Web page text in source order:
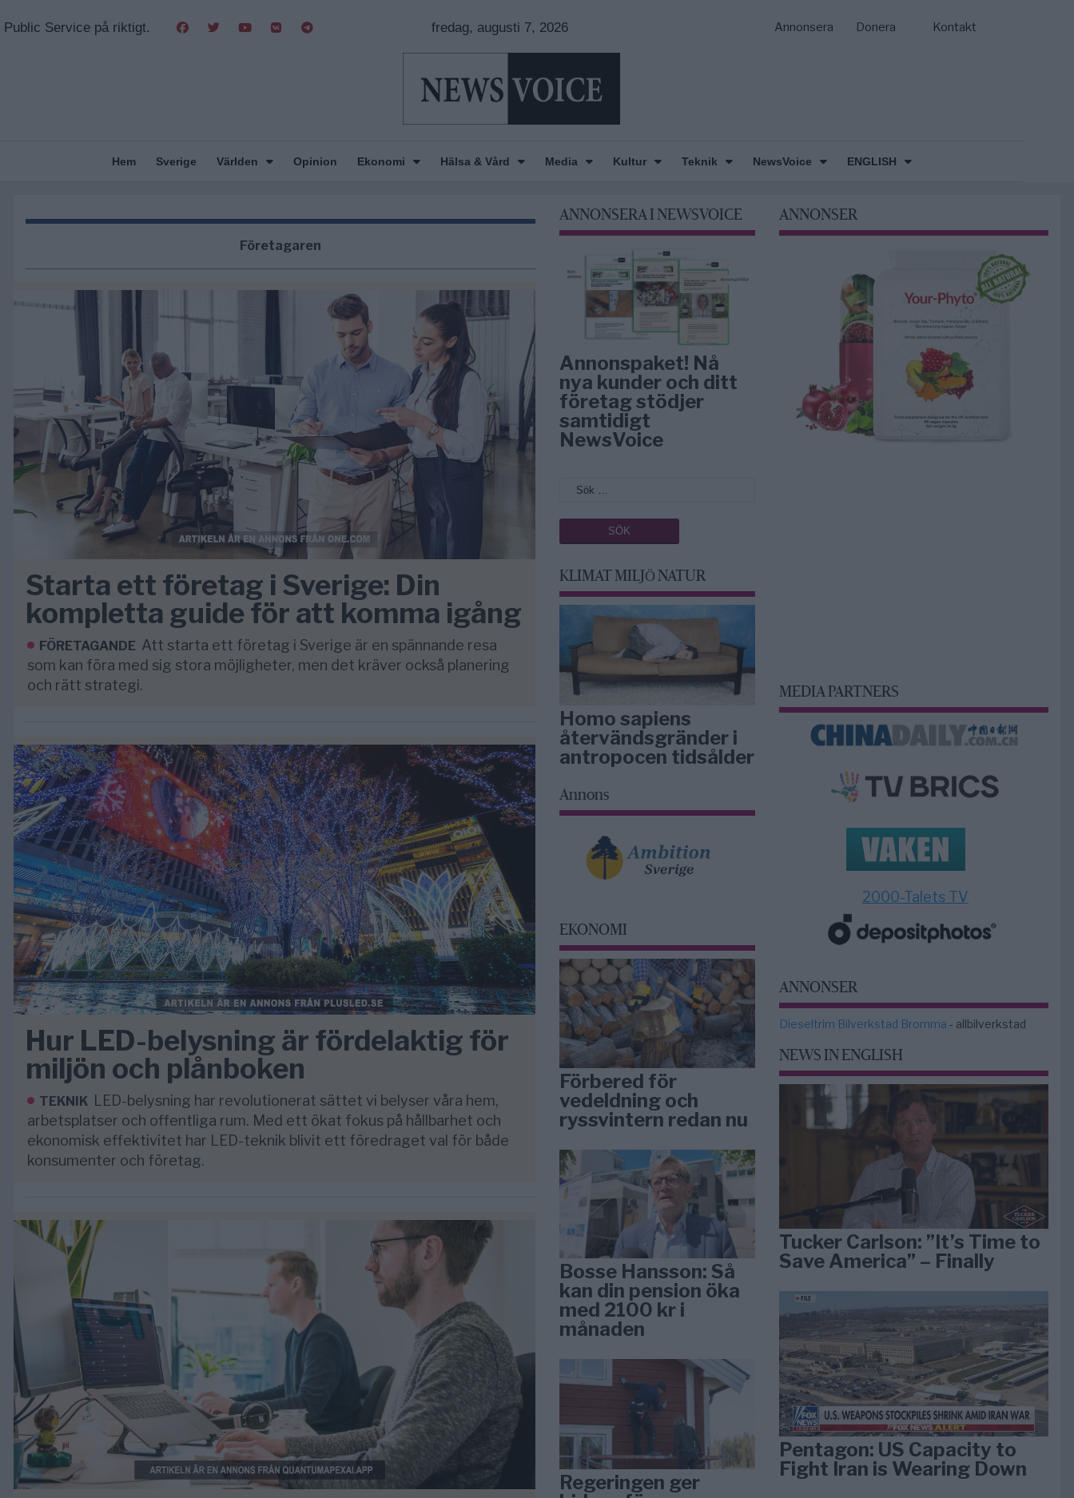
Public Service på riktigt. fredag, augusti 7, 2026 Annonsera Donera Kontakt
Hem Sverige Världen Opinion Ekonomi Hälsa & Vård Media Kultur Teknik NewsVoice ENGLISH
Företagaren
Starta ett företag i Sverige: Din
kompletta guide för att komma igång
FÖRETAGANDE Att starta ett företag i Sverige är en spännande resa
som kan föra med sig stora möjligheter, men det kräver också planering
och rätt strategi.
Hur LED-belysning är fördelaktig för
miljön och plånboken
TEKNIK
LED-belysning har revolutionerat sättet vi belyser våra hem,
arbetsplatser och offentliga rum. Med ett ökat fokus på hållbarhet och
ekonomisk effektivitet har LED-teknik blivit ett föredraget val för både
konsumenter och företag.
ANNONSERA I NEWSVOICE
Annonspaket! Nå
nya kunder och ditt
företag stödjer
samtidigt
NewsVoice
KLIMAT MILJÖ NATUR
Homo sapiens
återvändsgränder i
antropocen tidsålder
Annons
EKONOMI
Förbered för
vedeldning och
ryssvintern redan nu
Bosse Hansson: Så
kan din pension öka
med 2100 kr i
månaden
Regeringen ger
ANNONSER
MEDIA PARTNERS
2000-Talets TV
ANNONSER
Dieseltrim Bilverkstad Bromma - allbilverkstad
NEWS IN ENGLISH
Tucker Carlson: ”It’s Time to
Save America” – Finally
Pentagon: US Capacity to
Fight Iran is Wearing Down